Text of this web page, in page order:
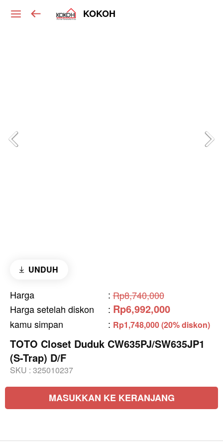
KOKOH
UNDUH
Harga : Rp8,740,000
Harga setelah diskon
: Rp6,992,000
kamu simpan : Rp1,748,000 (20% diskon)
TOTO Closet Duduk CW635PJ/SW635JP1
(S-Trap) D/F
SKU : 325010237
MASUKKAN KE KERANJANG